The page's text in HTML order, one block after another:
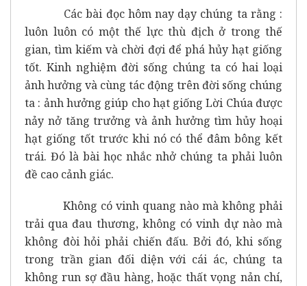
Các bài đọc hôm nay dạy chúng ta rằng :
luôn luôn có một thế lực thù địch ở trong thế
gian, tìm kiếm và chời đợi để phá hủy hạt giống
tốt. Kinh nghiệm đời sống chúng ta có hai loại
ảnh hưởng và cùng tác động trên đời sống chúng
ta : ảnh hưởng giúp cho hạt giống Lời Chúa được
nảy nở tăng trưởng và ảnh hưởng tìm hủy hoại
hạt giống tốt trước khi nó có thể đâm bông kết
trái. Đó là bài học nhắc nhở chúng ta phải luôn
đề cao cảnh giác.
Không có vinh quang nào mà không phải
trải qua đau thương, không có vinh dự nào mà
không đòi hỏi phải chiến đấu. Bởi đó, khi sống
trong trần gian đối diện với cái ác, chúng ta
không run sợ đầu hàng, hoặc thất vọng nản chí,